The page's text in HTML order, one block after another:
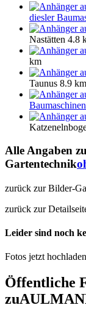
diesler
Nastätten 4.8
km
Taunus 8.9 km
Alle Angaben zu
Gartentechnik
zurück zur Bilder-
zurück zur
Leider sind noch
Fotos jetzt
Öffentliche
zu